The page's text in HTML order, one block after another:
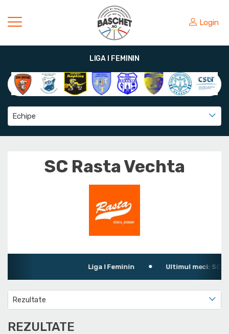
Login
LIGA I FEMININ
Echipe
SC Rasta Vechta
Liga I Feminin Ultimul meci: SC
Rezultate
REZULTATE